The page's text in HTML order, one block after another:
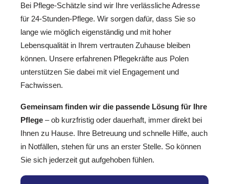
Bei Pflege-Schätzle sind wir Ihre verlässliche Adresse
für 24-Stunden-Pflege. Wir sorgen dafür, dass Sie so
lange wie möglich eigenständig und mit hoher
Lebensqualität in Ihrem vertrauten Zuhause bleiben
können. Unsere erfahrenen Pflegekräfte aus Polen
unterstützen Sie dabei mit viel Engagement und
Fachwissen.
Gemeinsam finden wir die passende Lösung für Ihre
Pflege – ob kurzfristig oder dauerhaft, immer direkt bei
Ihnen zu Hause. Ihre Betreuung und schnelle Hilfe, auch
in Notfällen, stehen für uns an erster Stelle. So können
Sie sich jederzeit gut aufgehoben fühlen.